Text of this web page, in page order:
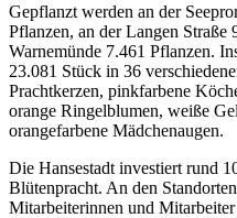
Gepflanzt werden an der
Pflanzen, an der Langen
Warnemünde 7.461 Pflanzen.
23.081 Stück in 36
Prachtkerzen, pinkfarbene
orange Ringelblumen, weiße
orangefarbene Mädchenaugen.
Die Hansestadt investiert rund
Blütenpracht. An den
Mitarbeiterinnen und